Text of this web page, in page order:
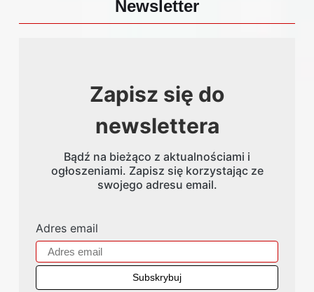
Newsletter
Zapisz się do
newslettera
Bądź na bieżąco z aktualnościami i
ogłoszeniami. Zapisz się korzystając ze
swojego adresu email.
Adres email